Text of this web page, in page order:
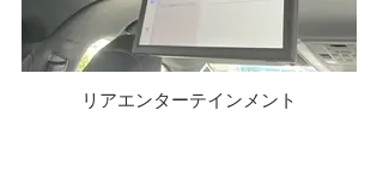
リアエンターテインメント